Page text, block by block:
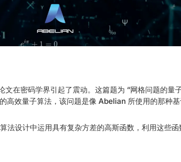
文在密码学界引起了震动。这篇题为 “网格问题的量
高效量子算法，该问题是像 Abelian 所使用的那种
法设计中运用具有复杂方差的高斯函数，利用这些